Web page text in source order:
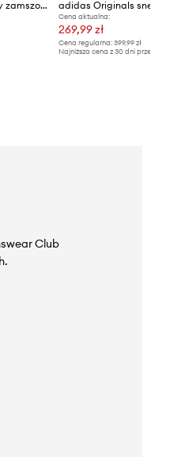
adidas Originals sneakersy zamszowe dziecięce HANDBALL SPEZIAL
Cena aktualna:
269,99 zł
Cena regularna: 399,99 zł
Najniższa cena z 30 dni przed obniżką:
Club